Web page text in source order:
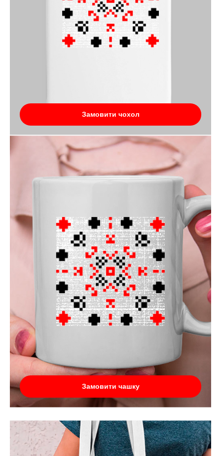
Замовити чохол
Замовити чашку